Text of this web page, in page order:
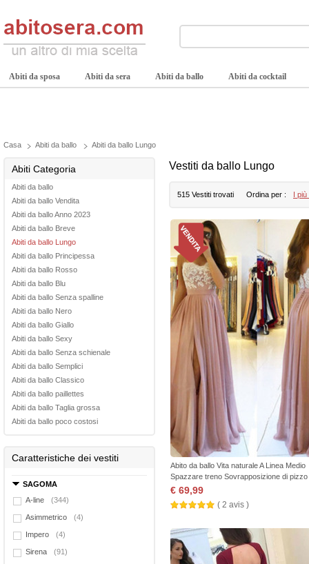
Abiti da sposa Abiti da sera Abiti da ballo Abiti da cocktail
Casa Abiti da ballo Abiti da ballo Lungo
Abiti Categoria
Abiti da ballo
Abiti da ballo Vendita
Abiti da ballo Anno 2023
Abiti da ballo Breve
Abiti da ballo Lungo
Abiti da ballo Principessa
Abiti da ballo Rosso
Abiti da ballo Blu
Abiti da ballo Senza spalline
Abiti da ballo Nero
Abiti da ballo Giallo
Abiti da ballo Sexy
Abiti da ballo Senza schienale
Abiti da ballo Semplici
Abiti da ballo Classico
Abiti da ballo paillettes
Abiti da ballo Taglia grossa
Abiti da ballo poco costosi
Caratteristiche dei vestiti
SAGOMA
A-line
(344)
Asimmetrico (4)
Impero (4)
Sirena (91)
Vestiti da ballo Lungo
515 Vestiti trovati Ordina per : I più
Abito da ballo Vita naturale A Linea Medio
Spazzare treno Sovrapposizione di pizzo
€ 69,99
( 2 avis )